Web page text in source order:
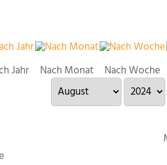
Jahr Nach Monat Nach Woche